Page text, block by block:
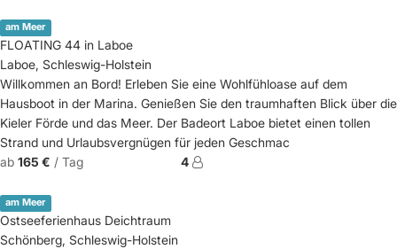
am Meer
FLOATING 44 in Laboe
Laboe, Schleswig-Holstein
Willkommen an Bord! Erleben Sie eine Wohlfühloase auf dem
Hausboot in der Marina. Genießen Sie den traumhaften Blick über die
Kieler Förde und das Meer. Der Badeort Laboe bietet einen tollen
Strand und Urlaubsvergnügen für jeden Geschmac
ab 165 € / Tag 4
am Meer
Ostseeferienhaus Deichtraum
Schönberg, Schleswig-Holstein